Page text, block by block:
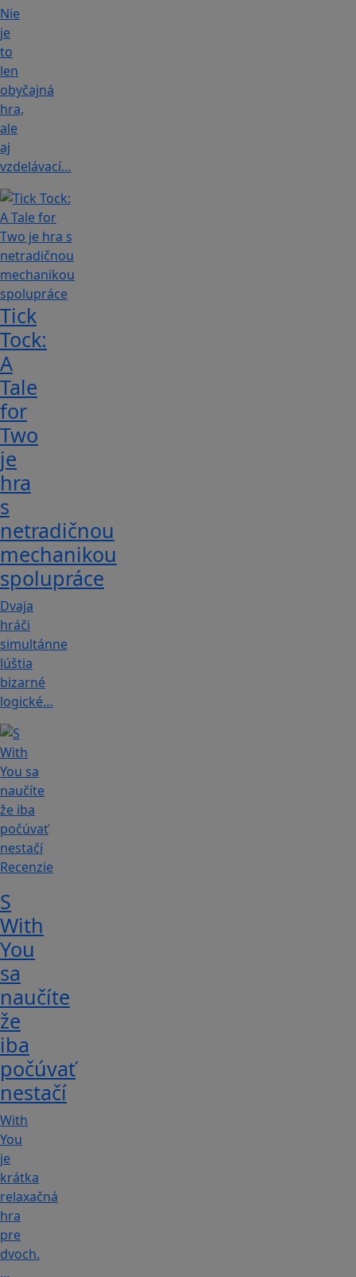
Nie
je
to
len
obyčajná
hra,
ale
aj
vzdelávací…
Tick
Tock:
A
Tale
for
Tw‪o
je
hra
s
netradičnou
mechanikou
spolupráce
Dvaja
hráči
simultánne
lúštia
bizarné
logické…
Recenzie
S
With
You
sa
naučíte
že
iba
počúvať
nestačí
With
You
je
krátka
relaxačná
hra
pre
dvoch.
…